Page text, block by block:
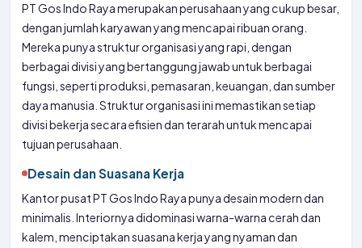
PT Gos Indo Raya merupakan perusahaan yang cukup besar,
dengan jumlah karyawan yang mencapai ribuan orang.
Mereka punya struktur organisasi yang rapi, dengan
berbagai divisi yang bertanggung jawab untuk berbagai
fungsi, seperti produksi, pemasaran, keuangan, dan sumber
daya manusia. Struktur organisasi ini memastikan setiap
divisi bekerja secara efisien dan terarah untuk mencapai
tujuan perusahaan.
Desain dan Suasana Kerja
Kantor pusat PT Gos Indo Raya punya desain modern dan
minimalis. Interiornya didominasi warna-warna cerah dan
kalem, menciptakan suasana kerja yang nyaman dan